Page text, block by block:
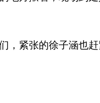
紧张的徐子涵也赶